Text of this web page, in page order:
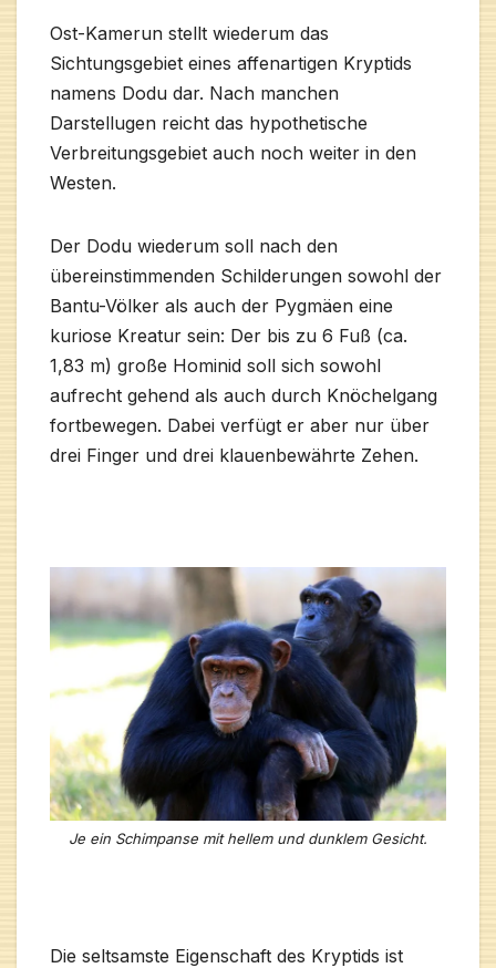
Ost-Kamerun stellt wiederum das
Sichtungsgebiet eines affenartigen Kryptids
namens Dodu dar. Nach manchen
Darstellugen reicht das hypothetische
Verbreitungsgebiet auch noch weiter in den
Westen.
Der Dodu wiederum soll nach den
übereinstimmenden Schilderungen sowohl der
Bantu-Völker als auch der Pygmäen eine
kuriose Kreatur sein: Der bis zu 6 Fuß (ca.
1,83 m) große Hominid soll sich sowohl
aufrecht gehend als auch durch Knöchelgang
fortbewegen. Dabei verfügt er aber nur über
drei Finger und drei klauenbewährte Zehen.
Je ein Schimpanse mit hellem und dunklem Gesicht.
Die seltsamste Eigenschaft des Kryptids ist